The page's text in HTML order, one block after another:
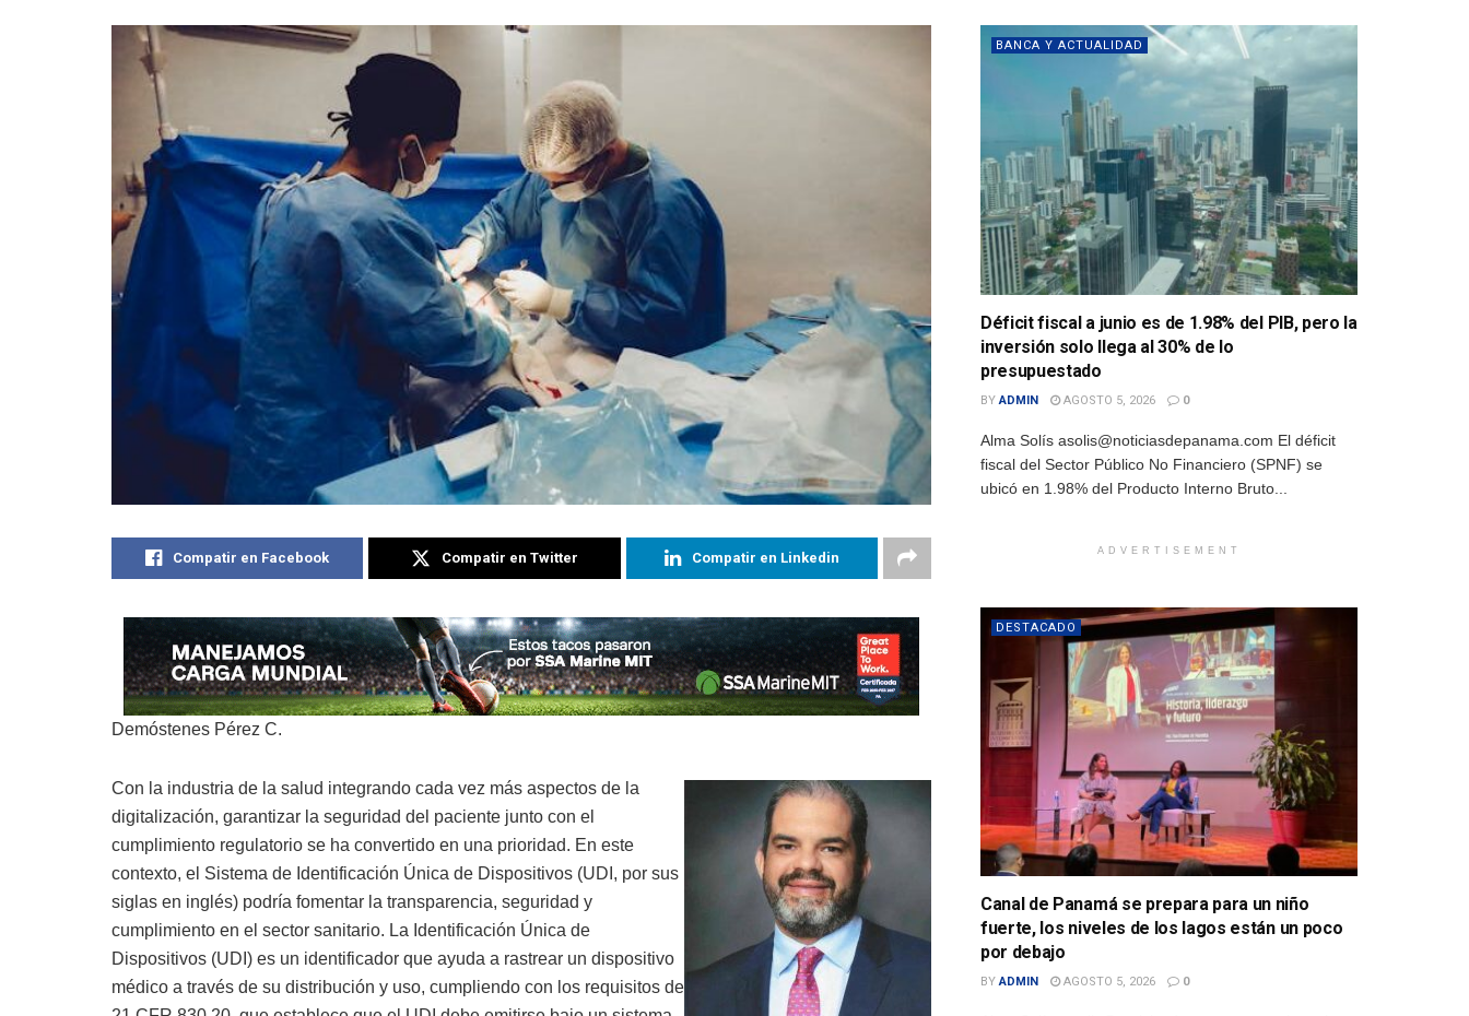
Compatir en Facebook Compatir en Twitter Compatir en Linkedin
Demóstenes Pérez C.
Con la industria de la salud integrando cada vez más aspectos de la
digitalización, garantizar la seguridad del paciente junto con el
cumplimiento regulatorio se ha convertido en una prioridad. En este
contexto, el Sistema de Identificación Única de Dispositivos (UDI, por sus
siglas en inglés) podría fomentar la transparencia, seguridad y
cumplimiento en el sector sanitario. La Identificación Única de
Dispositivos (UDI) es un identificador que ayuda a rastrear un dispositivo
médico a través de su distribución y uso, cumpliendo con los requisitos de
BANCA Y ACTUALIDAD
Déficit fiscal a junio es de 1.98% del PIB, pero la
inversión solo llega al 30% de lo
presupuestado
BY ADMIN AGOSTO 5, 2026 0
Alma Solís asolis@noticiasdepanama.com El déficit
fiscal del Sector Público No Financiero (SPNF) se
ubicó en 1.98% del Producto Interno Bruto...
ADVERTISEMENT
DESTACADO
Canal de Panamá se prepara para un niño
fuerte, los niveles de los lagos están un poco
por debajo
BY ADMIN AGOSTO 5, 2026 0